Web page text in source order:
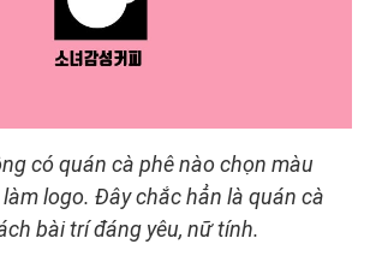
có quán cà phê nào chọn màu
logo. Đây chắc hẳn là quán cà
bài trí đáng yêu, nữ tính.